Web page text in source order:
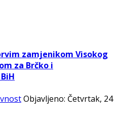
zamjenikom Visokog
za Brčko i
Objavljeno: Četvrtak, 24